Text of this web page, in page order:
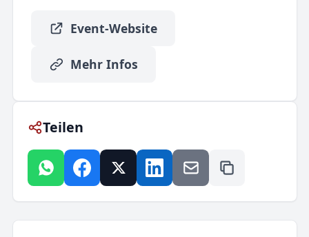
Event-Website
Mehr Infos
Teilen